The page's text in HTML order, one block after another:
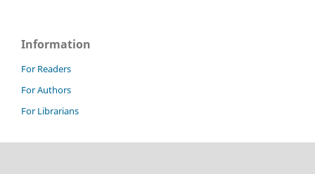
Information
For Readers
For Authors
For Librarians